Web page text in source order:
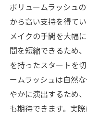
ボリュームラッシュ
から高い支持を得て
メイクの手間を大幅
間を短縮できるため
を持ったスタートを
ームラッシュは自然
やかに演出するため
も期待できます。実